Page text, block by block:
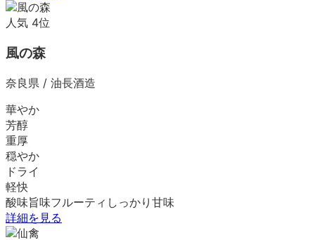
人気 4位
風の森
奈良県 / 油長酒造
華やか
芳醇
重厚
穏やか
ドライ
軽快
酸味旨味フルーティ しっかり 甘味
詳細を見る